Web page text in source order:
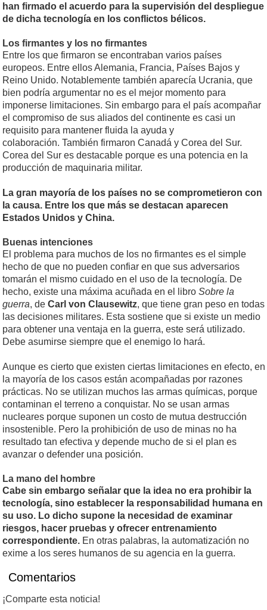
han firmado el acuerdo para la supervisión del despliegue
de dicha tecnología en los conflictos bélicos.
Los firmantes y los no firmantes
Entre los que firmaron se encontraban varios países
europeos. Entre ellos Alemania, Francia, Países Bajos y
Reino Unido. Notablemente también aparecía Ucrania, que
bien podría argumentar no es el mejor momento para
imponerse limitaciones. Sin embargo para el país acompañar
el compromiso de sus aliados del continente es casi un
requisito para mantener fluida la ayuda y
colaboración. También firmaron Canadá y Corea del Sur.
Corea del Sur es destacable porque es una potencia en la
producción de maquinaria militar.
La gran mayoría de los países no se comprometieron con
la causa. Entre los que más se destacan aparecen
Estados Unidos y China.
Buenas intenciones
El problema para muchos de los no firmantes es el simple
hecho de que no pueden confiar en que sus adversarios
tomarán el mismo cuidado en el uso de la tecnología. De
hecho, existe una máxima acuñada en el libro Sobre la
guerra, de Carl von Clausewitz, que tiene gran peso en todas
las decisiones militares. Esta sostiene que si existe un medio
para obtener una ventaja en la guerra, este será utilizado.
Debe asumirse siempre que el enemigo lo hará.
Aunque es cierto que existen ciertas limitaciones en efecto, en
la mayoría de los casos están acompañadas por razones
prácticas. No se utilizan muchos las armas químicas, porque
contaminan el terreno a conquistar. No se usan armas
nucleares porque suponen un costo de mutua destrucción
insostenible. Pero la prohibición de uso de minas no ha
resultado tan efectiva y depende mucho de si el plan es
avanzar o defender una posición.
La mano del hombre
Cabe sin embargo señalar que la idea no era prohibir la
tecnología, sino establecer la responsabilidad humana en
su uso. Lo dicho supone la necesidad de examinar
riesgos, hacer pruebas y ofrecer entrenamiento
correspondiente. En otras palabras, la automatización no
exime a los seres humanos de su agencia en la guerra.
Comentarios
¡Comparte esta noticia!